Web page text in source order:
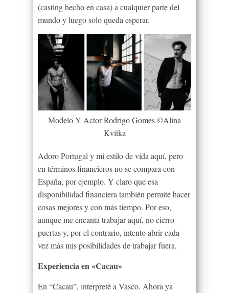
(casting hecho en casa) a cualquier parte del
mundo y luego solo queda esperar.
Modelo Y Actor Rodrigo Gomes ©Alina
Kvitka
Adoro Portugal y mi estilo de vida aquí, pero
en términos financieros no se compara con
España, por ejemplo. Y claro que esa
disponibilidad financiera también permite hacer
cosas mejores y con más tiempo. Por eso,
aunque me encanta trabajar aquí, no cierro
puertas y, por el contrario, intento abrir cada
vez más mis posibilidades de trabajar fuera.
Experiencia en «Cacau»
En “Cacau”, interpreté a Vasco. Ahora ya